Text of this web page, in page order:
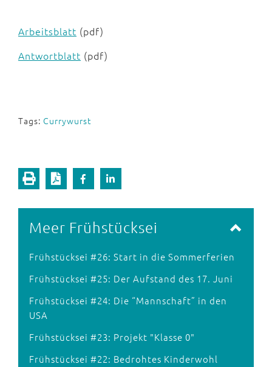
Arbeitsblatt (pdf)
Antwortblatt (pdf)
Tags: Currywurst
Meer Frühstücksei
Frühstücksei #26: Start in die Sommerferien
Frühstücksei #25: Der Aufstand des 17. Juni
Frühstücksei #24: Die “Mannschaft” in den
USA
Frühstücksei #23: Projekt "Klasse 0"
Frühstücksei #22: Bedrohtes Kinderwohl